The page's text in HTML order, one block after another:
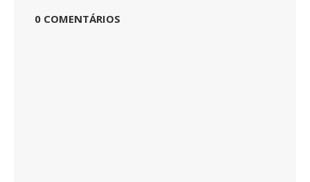
0 COMENTÁRIOS